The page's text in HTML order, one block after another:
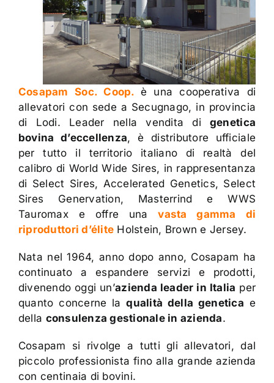
Cosapam Soc. Coop. è una cooperativa di
allevatori con sede a Secugnago, in provincia
di Lodi. Leader nella vendita di genetica
bovina d’eccellenza, è distributore ufficiale
per tutto il territorio italiano di realtà del
calibro di World Wide Sires, in rappresentanza
di Select Sires, Accelerated Genetics, Select
Sires Genervation, Masterrind e WWS
Tauromax e offre unavasta gamma di
riproduttori d’élite Holstein, Brown e Jersey.
Nata nel 1964, anno dopo anno, Cosapam ha
continuato a espandere servizi e prodotti,
divenendo oggi un’azienda leader in Italia per
quanto concerne laqualità della genetica e
della consulenza gestionale in azienda.
Cosapam si rivolge a tutti gli allevatori, dal
piccolo professionista fino alla grande azienda
con centinaia di bovini.